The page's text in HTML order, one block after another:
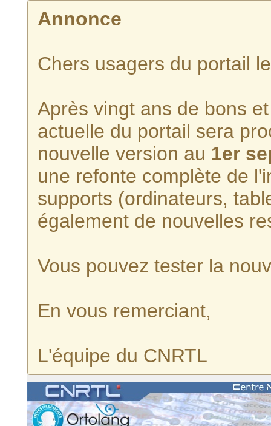
Annonce
Chers usagers du portail
Après vingt ans de bons
actuelle du portail sera
nouvelle version au 1er
une refonte complète de
supports (ordinateurs,
également de nouvelles
Vous pouvez tester la
En vous remerciant,
L'équipe du CNRTL